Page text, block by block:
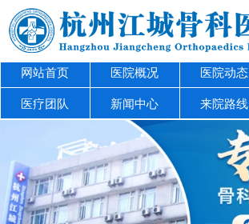
网站首页 医院概况 医院动态
医疗团队 新闻中心 来院路线